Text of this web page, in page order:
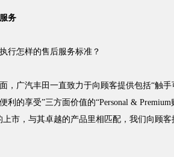
务
行怎样的售后服务标准？
，广汽丰田 一直致力于向顾客提供包括“触手
利的享受”三方面价值的“Personal &
上市，与其卓越的产品里相匹配，我们向顾